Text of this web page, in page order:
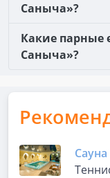
Саныча»?
Какие парные
Саныча»?